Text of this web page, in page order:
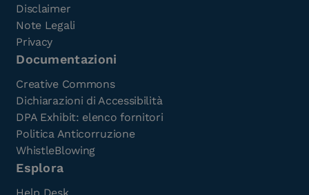
Disclaimer
Note Legali
Privacy
Documentazioni
Creative Commons
Dichiarazioni di Accessibilità
DPA Exhibit: elenco fornitori
Politica Anticorruzione
WhistleBlowing
Esplora